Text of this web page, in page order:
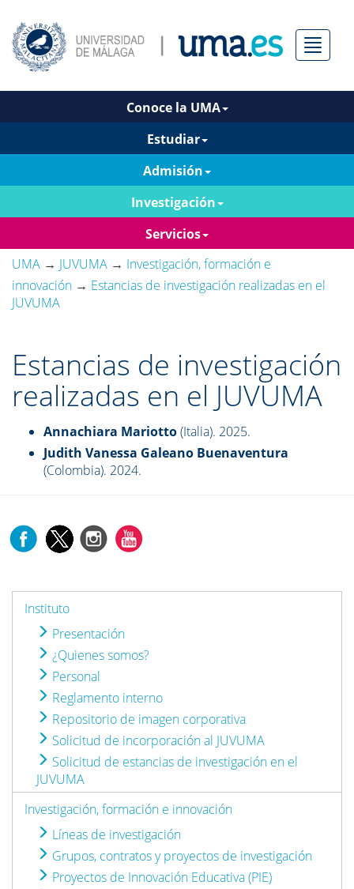
Menú
Conoce la UMA
Estudiar
Admisión
Investigación
Servicios
UMA → JUVUMA → Investigación, formación e
innovación → Estancias de investigación realizadas en el
JUVUMA
Estancias de investigación
realizadas en el JUVUMA
Annachiara Mariotto(Italia). 2025.
Judith Vanessa Galeano Buenaventura
(Colombia). 2024.
Instituto
Presentación
¿Quienes somos?
Personal
Reglamento interno
Repositorio de imagen corporativa
Solicitud de incorporación al JUVUMA
Solicitud de estancias de investigación en el
JUVUMA
Investigación, formación e innovación
Líneas de investigación
Grupos, contratos y proyectos de investigación
Proyectos de Innovación Educativa (PIE)